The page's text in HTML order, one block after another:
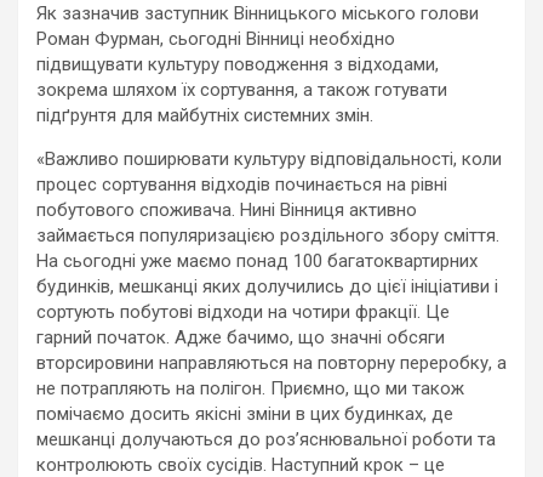
Як зазначив заступник Вінницького міського голови
Роман Фурман, сьогодні Вінниці необхідно
підвищувати культуру поводження з відходами,
зокрема шляхом їх сортування, а також готувати
підґрунтя для майбутніх системних змін.
«Важливо поширювати культуру відповідальності, коли
процес сортування відходів починається на рівні
побутового споживача. Нині Вінниця активно
займається популяризацією роздільного збору сміття.
На сьогодні уже маємо понад 100 багатоквартирних
будинків, мешканці яких долучились до цієї ініціативи і
сортують побутові відходи на чотири фракції. Це
гарний початок. Адже бачимо, що значні обсяги
вторсировини направляються на повторну переробку, а
не потрапляють на полігон. Приємно, що ми також
помічаємо досить якісні зміни в цих будинках, де
мешканці долучаються до роз’яснювальної роботи та
контролюють своїх сусідів. Наступний крок – це